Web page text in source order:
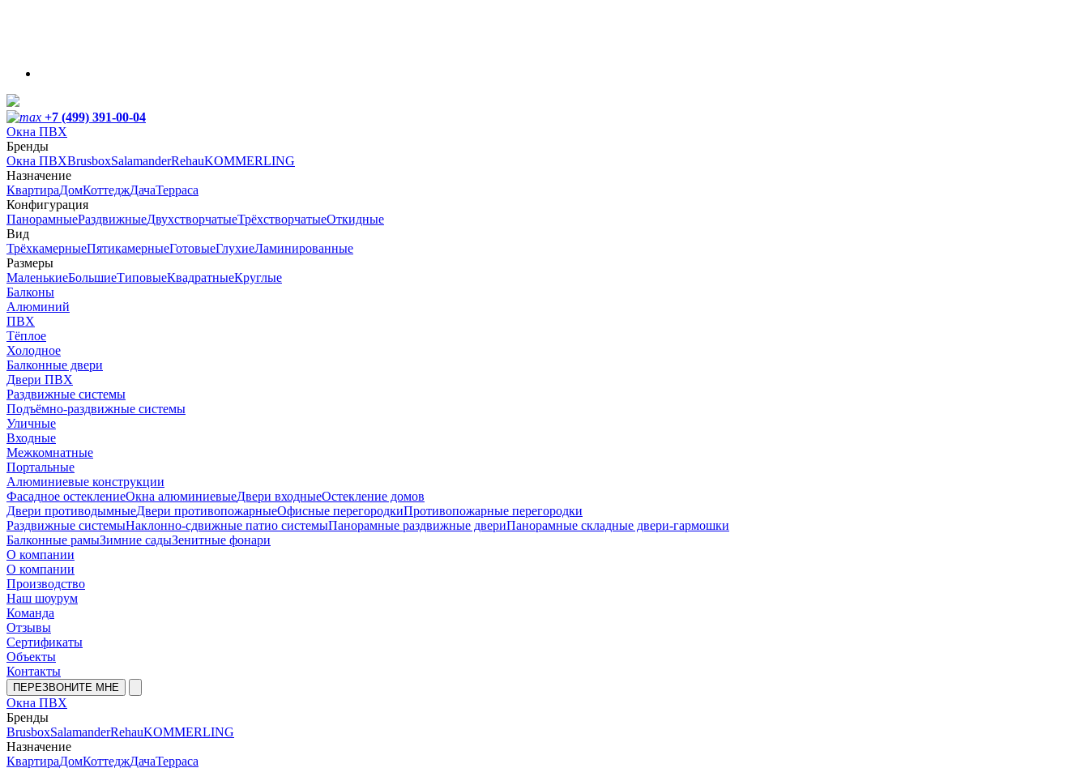
+7 (499) 391-00-04
Окна ПВХ
Бренды
Окна ПВХBrusboxSalamanderRehauKOMMERLING
Назначение
КвартираДомКоттеджДачаТерраса
Конфигурация
ПанорамныеРаздвижныеДвухстворчатыеТрёхстворчатыеОткидные
Вид
ТрёхкамерныеПятикамерныеГотовыеГлухиеЛаминированные
Размеры
МаленькиеБольшиеТиповыеКвадратныеКруглые
Балконы
Алюминий
ПВХ
Тёплое
Холодное
Балконные двери
Двери ПВХ
Раздвижные системы
Подъёмно-раздвижные системы
Уличные
Входные
Межкомнатные
Портальные
Алюминиевые конструкции
Фасадное остеклениеОкна алюминиевыеДвери входныеОстекление домов
Двери противодымныеДвери противопожарныеОфисные перегородкиПротивопожарные перегородки
Раздвижные системыНаклонно-сдвижные патио системыПанорамные раздвижные двериПанорамные складные двери-гармошки
Балконные рамыЗимние садыЗенитные фонари
О компании
О компании
Производство
Наш шоурум
Команда
Отзывы
Сертификаты
Объекты
Контакты
ПЕРЕЗВОНИТЕ МНЕ
Окна ПВХ
Бренды
BrusboxSalamanderRehauKOMMERLING
Назначение
КвартираДомКоттеджДачаТерраса